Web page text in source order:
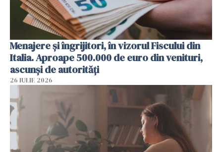
Menajere și îngrijitori, în vizorul Fiscului din
Italia. Aproape 500.000 de euro din venituri,
ascunși de autorități
26 IULIE 2026